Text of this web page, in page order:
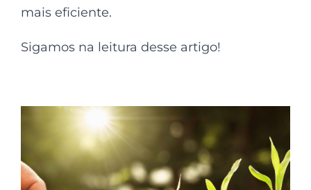
mais eficiente.
Sigamos na leitura desse artigo!